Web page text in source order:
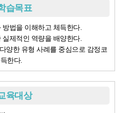
습목표
법을 이해하고 체득한다.
제적인 역량을 배양한다.
양한 유형 사례를 중심으로 감정코
한다.
육대상